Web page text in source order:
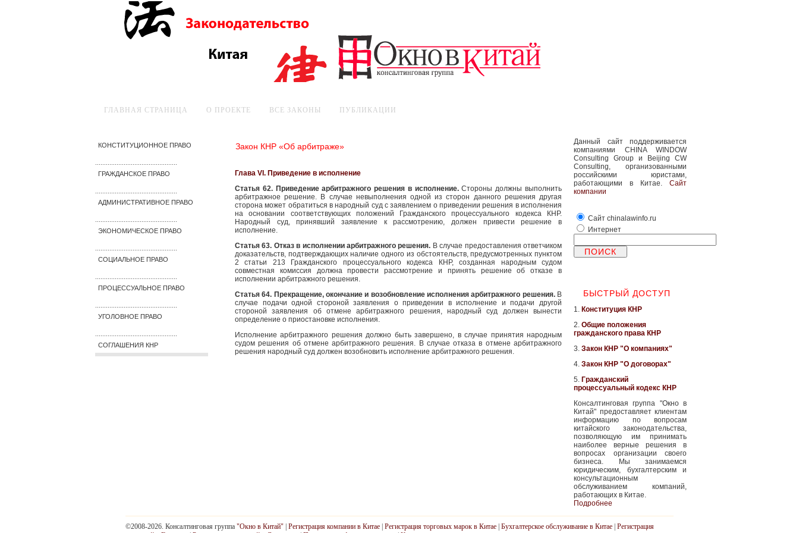
ГЛАВНАЯ СТРАНИЦА О ПРОЕКТЕ ВСЕ ЗАКОНЫ ПУБЛИКАЦИИ
КОНСТИТУЦИОННОЕ ПРАВО
ГРАЖДАНСКОЕ ПРАВО
АДМИНИСТРАТИВНОЕ ПРАВО
ЭКОНОМИЧЕСКОЕ ПРАВО
СОЦИАЛЬНОЕ ПРАВО
ПРОЦЕССУАЛЬНОЕ ПРАВО
УГОЛОВНОЕ ПРАВО
СОГЛАШЕНИЯ КНР
Закон КНР «Об арбитраже»
Глава VI. Приведение в исполнение
Статья 62. Приведение арбитражного решения в исполнение.Стороны должны выполнить
арбитражное решение. В случае невыполнения одной из сторон данного решения другая
сторона может обратиться в народный суд с заявлением о приведении решения в исполнения
на основании соответствующих положений Гражданского процессуального кодекса КНР.
Народный суд, принявший заявление к рассмотрению, должен привести решение в
исполнение.
Статья 63. Отказ в исполнении арбитражного решения. В случае предоставления ответчиком
доказательств, подтверждающих наличие одного из обстоятельств, предусмотренных пунктом
2 статьи 213 Гражданского процессуального кодекса КНР, созданная народным судом
совместная комиссия должна провести рассмотрение и принять решение об отказе в
исполнении арбитражного решения.
Статья 64. Прекращение, окончание и возобновление исполнения арбитражного решения. В
случае подачи одной стороной заявления о приведении в исполнение и подачи другой
стороной заявления об отмене арбитражного решения, народный суд должен вынести
определение о приостановке исполнения.
Исполнение арбитражного решения должно быть завершено, в случае принятия народным
судом решения об отмене арбитражного решения. В случае отказа в отмене арбитражного
решения народный суд должен возобновить исполнение арбитражного решения.
Данный сайт поддерживается
компаниями CHINA WINDOW
Consulting Group и Beijing CW
Consulting, организованными
российскими юристами,
работающими в Китае. Сайт
компании
Сайт chinalawinfo.ru
Интернет
БЫСТРЫЙ ДОСТУП
1. Конституция КНР
2. Общие положения
гражданского права КНР
3. Закон КНР "О компаниях"
4. Закон КНР "О договорах"
5. Гражданский
процессуальный кодекс КНР
Консалтинговая группа "Окно в
Китай" предоставляет клиентам
информацию по вопросам
китайского законодательства,
позволяющую им принимать
наиболее верные решения в
вопросах организации своего
бизнеса. Мы занимаемся
юридическим, бухгалтерским и
консультационным
обслуживанием компаний,
работающих в Китае.
Подробнее
©2008-2026. Консалтинговая группа"Окно в Китай" |Регистрация компании в Китае |Регистрация торговых марок в Китае |Бухгалтерское обслуживание в Китае |Регистрация